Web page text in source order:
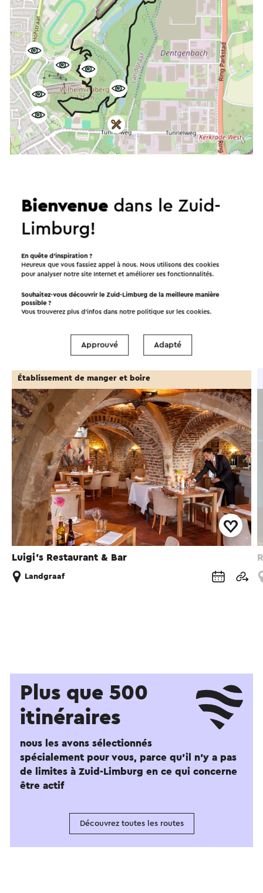
Afficher les filtres
Dans la région
Manger et boire Attractions
Hébergements
Luigi’s Restaurant & Bar
Établissement de manger et boire
Landgraaf
Plus que 500
itinéraires
nous les avons sélectionnés
spécialement pour vous, parce qu'il n'y a pas
de limites à Zuid-Limburg en ce qui concerne
être actif
Découvrez toutes les routes
Bienvenuedans le Zuid-
Limburg!
En quête d’inspiration ?
Heureux que vous fassiez appel à nous. Nous utilisons des cookies
pour analyser notre site Internet et améliorer ses fonctionnalités.
Souhaitez-vous découvrir le Zuid-Limburg de la meilleure manière
possible ?
Vous trouverez plus d’infos dans notre politique sur lescookies.
Approuvé Adapté